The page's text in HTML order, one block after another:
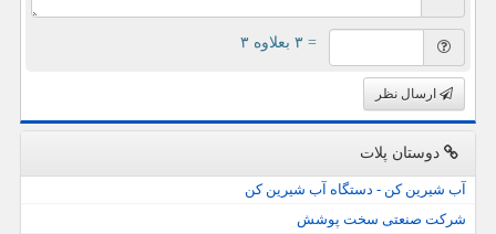
= ۳ بعلاوه ۳
ارسال نظر
دوستان پلات
آب شیرین کن - دستگاه آب شیرین کن
شرکت صنعتی سخت پوشش